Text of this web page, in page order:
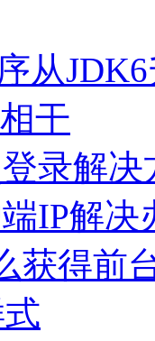
的demo. 是不是再
始化。而getInstance
看jvm加载类的机制
从
干
录解决
IP解决
获得前